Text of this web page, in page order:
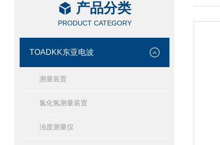
产品分类
PRODUCT CATEGORY
TOADKK东亚电波
测量装置
氯化氢测量装置
浊度测量仪
/